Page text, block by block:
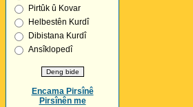
Pirtûk û Kovar
Helbestên Kurdî
Dibistana Kurdî
Ansîklopedî
Encama Pirsînê
Pirsînên me